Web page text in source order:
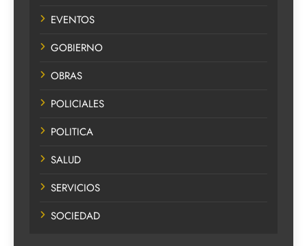
EVENTOS
GOBIERNO
OBRAS
POLICIALES
POLITICA
SALUD
SERVICIOS
SOCIEDAD